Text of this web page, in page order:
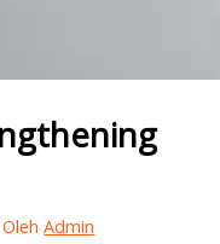
Admin